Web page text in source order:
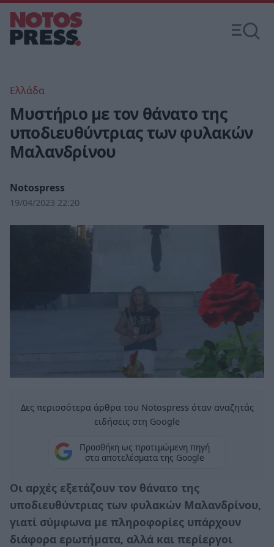
Ελλάδα
Μυστήριο με τον θάνατο της
υποδιευθύντριας των φυλακών
Μαλανδρίνου
Notospress
19/04/2023 22:20
Δες περισσότερα άρθρα του Notospress όταν αναζητάς
ειδήσεις στη Google
Προσθήκη ως προτιμώμενη πηγή
στα αποτελέσματα της Google
Oι αρχές εξετάζουν τον θάνατο της
υποδιευθύντριας των φυλακών Μαλανδρίνου,
γιατί σύμφωνα με πληροφορίες υπάρχουν
διάφορα ερωτήματα, αλλά και περίεργοι